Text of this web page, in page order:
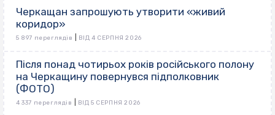
Черкащан запрошують утворити «живий
коридор»
5 897 переглядів ВІД 4 СЕРПНЯ 2026
Після понад чотирьох років російського полону
на Черкащину повернувся підполковник
(ФОТО)
4 337 переглядів ВІД 5 СЕРПНЯ 2026